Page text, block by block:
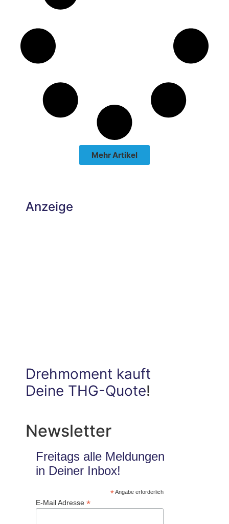
Mehr Artikel
Anzeige
Drehmoment kauft
Deine THG-Quote!
Newsletter
Freitags alle Meldungen
in Deiner Inbox!
*Angabe erforderlich
E-Mail Adresse *